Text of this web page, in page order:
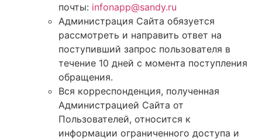
почты: infonapp@sandy.ru
Администрация Сайта обязуется
рассмотреть и направить ответ на
поступивший запрос пользователя в
течение 10 дней с момента поступления
обращения.
Вся корреспонденция, полученная
Администрацией Сайта от
Пользователей, относится к
информации ограниченного доступа и